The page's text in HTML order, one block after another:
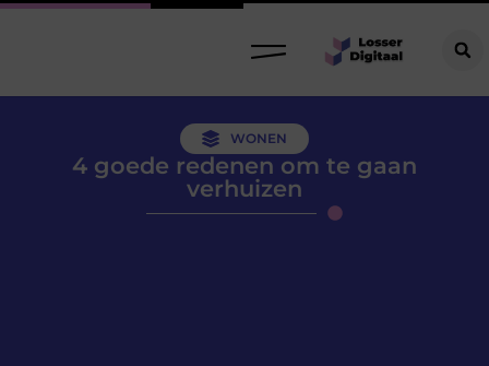
WONEN
4 goede redenen om te gaan
verhuizen